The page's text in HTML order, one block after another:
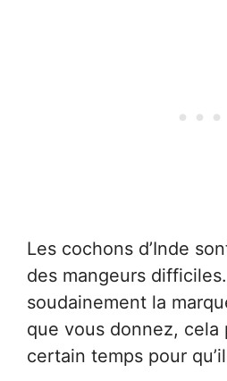
Les cochons d’Inde
des mangeurs
soudainement la
que vous donnez, cela
certain temps pour